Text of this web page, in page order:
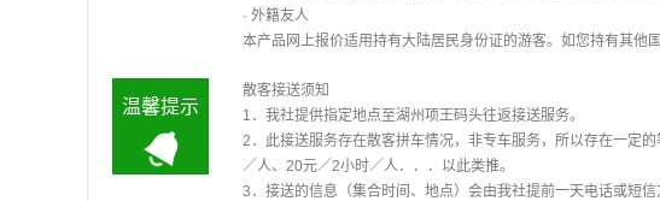
· 外籍友人
本产品网上报价适用持有大陆居民身份证的游客。如您持有其他
温馨提示
散客接送须知
1．我社提供指定地点至湖州项王码头往返接送服务。
2．此接送服务存在散客拼车情况，非专车服务，所以存在一定
／人、20元／2小时／人．．．以此类推。
3．接送的信息（集合时间、地点）会由我社提前一天电话或短信